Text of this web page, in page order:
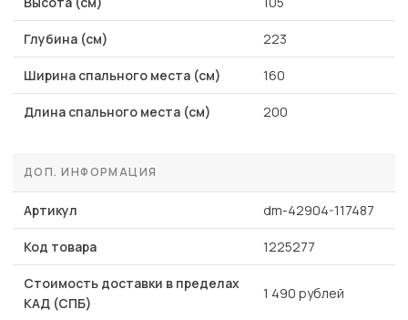
Глубина (см) 223
Ширина спального места (см) 160
Длина спального места (см) 200
ДОП. ИНФОРМАЦИЯ
Артикул dm-42904-117487
Код товара 1225277
Стоимость доставки в пределах
КАД (СПБ)
1 490 рублей